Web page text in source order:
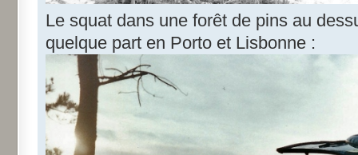
Le squat dans une forêt de pins au
quelque part en Porto et Lisbonne :